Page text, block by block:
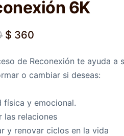
6K
$ 360
de Reconexión te ayuda a
o cambiar si deseas:
física y emocional.
las relaciones
y renovar ciclos en la vida